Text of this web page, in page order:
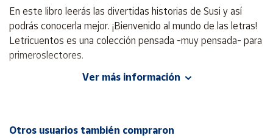
Mapa de
vendedores
Hazte
vendedor
En este libro leerás las divertidas historias de Susi y así
podrás conocerla mejor. ¡Bienvenido al mundo de las letras!
Letricuentos es una colección pensada -muy pensada- para
primeroslectores.
Autor: Begoña Oro, Anna Baquero
Idioma: Español
Ver más información
Otros usuarios también compraron